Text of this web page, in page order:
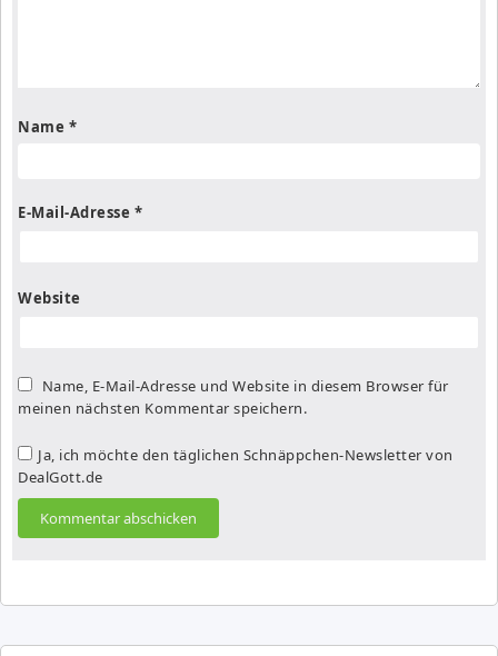
Name *
E-Mail-Adresse *
Website
Name, E-Mail-Adresse und Website in diesem Browser für
meinen nächsten Kommentar speichern.
Ja, ich möchte den täglichen Schnäppchen-Newsletter von
DealGott.de